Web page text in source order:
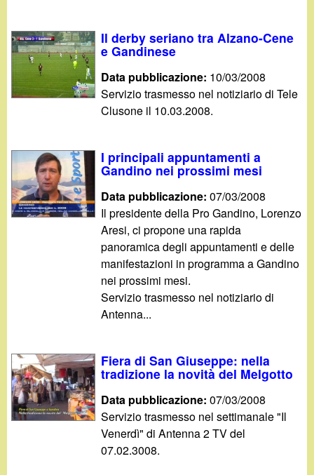
Il derby seriano tra Alzano-Cene
e Gandinese
Data pubblicazione: 10/03/2008
Servizio trasmesso nel notiziario di Tele
Clusone il 10.03.2008.
I principali appuntamenti a
Gandino nei prossimi mesi
Data pubblicazione:07/03/2008
Il presidente della Pro Gandino, Lorenzo
Aresi, ci propone una rapida
panoramica degli appuntamenti e delle
manifestazioni in programma a Gandino
nei prossimi mesi.
Servizio trasmesso nel notiziario di
Antenna...
Fiera di San Giuseppe: nella
tradizione la novità del Melgotto
Data pubblicazione:07/03/2008
Servizio trasmesso nel settimanale "Il
Venerdì" di Antenna 2 TV del
07.02.3008.